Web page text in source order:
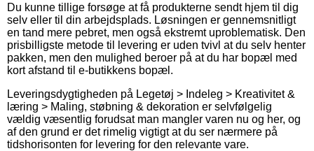
Du kunne tillige forsøge at få produkterne sendt hjem til dig
selv eller til din arbejdsplads. Løsningen er gennemsnitligt
en tand mere pebret, men også ekstremt uproblematisk. Den
prisbilligste metode til levering er uden tvivl at du selv henter
pakken, men den mulighed beroer på at du har bopæl med
kort afstand til e-butikkens bopæl.
Leveringsdygtigheden på Legetøj > Indeleg > Kreativitet &
læring > Maling, støbning & dekoration er selvfølgelig
vældig væsentlig forudsat man mangler varen nu og her, og
af den grund er det rimelig vigtigt at du ser nærmere på
tidshorisonten for levering for den relevante vare.